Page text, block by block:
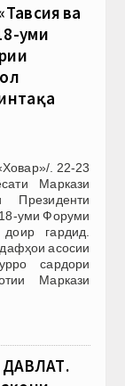
ва
уми
. 22-23
Маркази
Президенти
уми Форуми
гардид.
асосии
сардори
Маркази